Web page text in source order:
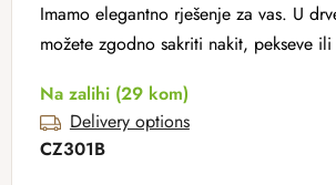
Imamo elegantno rješenje za vas. U
možete zgodno sakriti nakit, pekseve
Na zalihi (29 kom)
Delivery options
CZ301B